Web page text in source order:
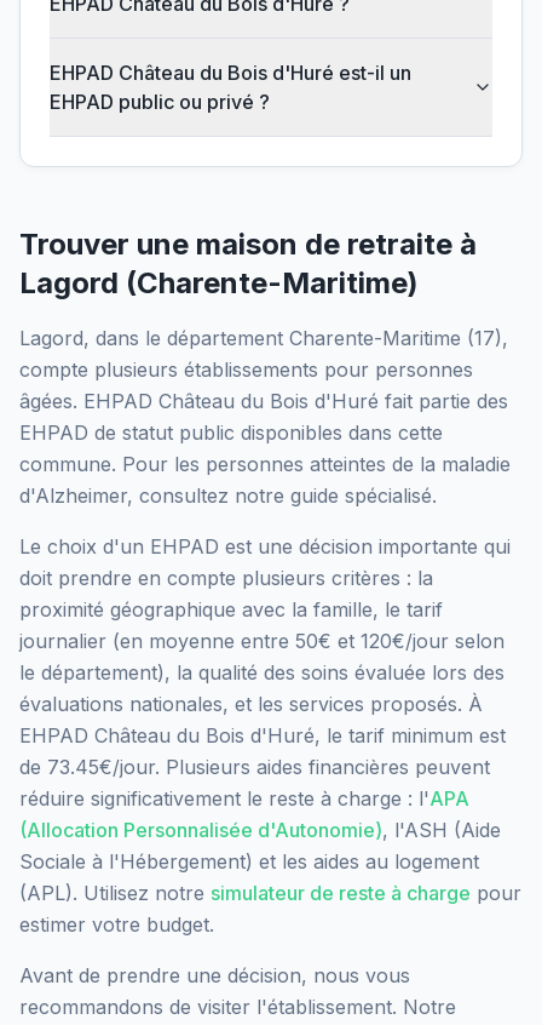
EHPAD Château du Bois d'Huré est-il un
EHPAD public ou privé ?
Trouver une maison de retraite à
Lagord (Charente-Maritime)
Lagord, dans le département Charente-Maritime (17),
compte plusieurs établissements pour personnes
âgées. EHPAD Château du Bois d'Huré fait partie des
EHPAD de statut public disponibles dans cette
commune. Pour les personnes atteintes de la maladie
d'Alzheimer, consultez notre guide spécialisé.
Le choix d'un EHPAD est une décision importante qui
doit prendre en compte plusieurs critères : la
proximité géographique avec la famille, le tarif
journalier (en moyenne entre 50€ et 120€/jour selon
le département), la qualité des soins évaluée lors des
évaluations nationales, et les services proposés. À
EHPAD Château du Bois d'Huré, le tarif minimum est
de 73.45€/jour. Plusieurs aides financières peuvent
réduire significativement le reste à charge : l'APA
(Allocation Personnalisée d'Autonomie), l'ASH (Aide
Sociale à l'Hébergement) et les aides au logement
(APL). Utilisez notre simulateur de reste à charge pour
estimer votre budget.
Avant de prendre une décision, nous vous
recommandons de visiter l'établissement. Notre